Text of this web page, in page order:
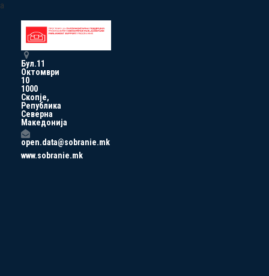
a
Бул.11
Октомври
10
1000
Скопје,
Република
Северна
Македонија
open.data@sobranie.mk
www.sobranie.mk